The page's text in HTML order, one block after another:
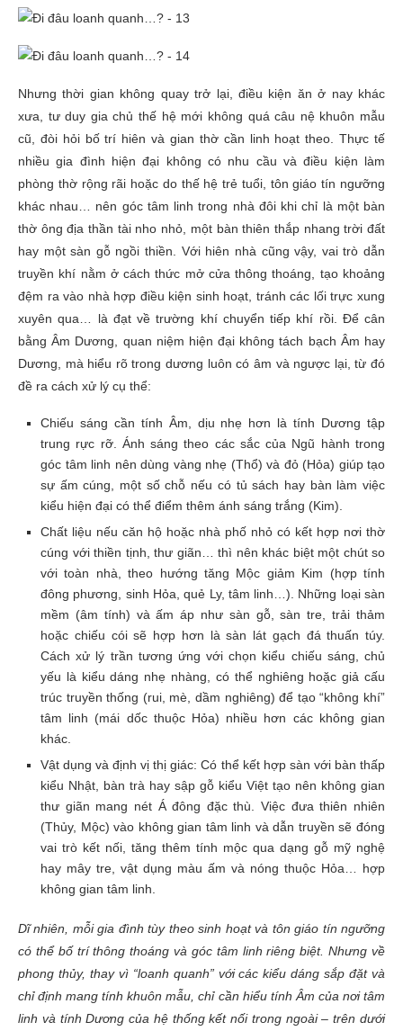
Nhưng thời gian không quay trở lại, điều kiện ăn ở nay khác
xưa, tư duy gia chủ thế hệ mới không quá câu nệ khuôn mẫu
cũ, đòi hỏi bố trí hiên và gian thờ cần linh hoạt theo. Thực tế
nhiều gia đình hiện đại không có nhu cầu và điều kiện làm
phòng thờ rộng rãi hoặc do thế hệ trẻ tuổi, tôn giáo tín ngưỡng
khác nhau… nên góc tâm linh trong nhà đôi khi chỉ là một bàn
thờ ông địa thần tài nho nhỏ, một bàn thiên thắp nhang trời đất
hay một sàn gỗ ngồi thiền. Với hiên nhà cũng vậy, vai trò dẫn
truyền khí nằm ở cách thức mở cửa thông thoáng, tạo khoảng
đệm ra vào nhà hợp điều kiện sinh hoạt, tránh các lối trực xung
xuyên qua… là đạt về trường khí chuyển tiếp khí rồi. Để cân
bằng Âm Dương, quan niệm hiện đại không tách bạch Âm hay
Dương, mà hiểu rõ trong dương luôn có âm và ngược lại, từ đó
đề ra cách xử lý cụ thể:
Chiếu sáng cần tính Âm, dịu nhẹ hơn là tính Dương tập
trung rực rỡ. Ánh sáng theo các sắc của Ngũ hành trong
góc tâm linh nên dùng vàng nhẹ (Thổ) và đỏ (Hỏa) giúp tạo
sự ấm cúng, một số chỗ nếu có tủ sách hay bàn làm việc
kiểu hiện đại có thể điểm thêm ánh sáng trắng (Kim).
Chất liệu nếu căn hộ hoặc nhà phố nhỏ có kết hợp nơi thờ
cúng với thiền tịnh, thư giãn… thì nên khác biệt một chút so
với toàn nhà, theo hướng tăng Mộc giảm Kim (hợp tính
đông phương, sinh Hỏa, quẻ Ly, tâm linh…). Những loại sàn
mềm (âm tính) và ấm áp như sàn gỗ, sàn tre, trải thảm
hoặc chiếu cói sẽ hợp hơn là sàn lát gạch đá thuấn túy.
Cách xử lý trần tương ứng với chọn kiểu chiếu sáng, chủ
yếu là kiểu dáng nhẹ nhàng, có thể nghiêng hoặc giả cấu
trúc truyền thống (rui, mè, dầm nghiêng) để tạo “không khí”
tâm linh (mái dốc thuộc Hỏa) nhiều hơn các không gian
khác.
Vật dụng và định vị thị giác: Có thể kết hợp sàn với bàn thấp
kiểu Nhật, bàn trà hay sập gỗ kiểu Việt tạo nên không gian
thư giãn mang nét Á đông đặc thù. Việc đưa thiên nhiên
(Thủy, Mộc) vào không gian tâm linh và dẫn truyền sẽ đóng
vai trò kết nối, tăng thêm tính mộc qua dạng gỗ mỹ nghệ
hay mây tre, vật dụng màu ấm và nóng thuộc Hỏa… hợp
không gian tâm linh.
Dĩ nhiên, mỗi gia đình tùy theo sinh hoạt và tôn giáo tín ngưỡng
có thể bố trí thông thoáng và góc tâm linh riêng biệt. Nhưng về
phong thủy, thay vì “loanh quanh” với các kiểu dáng sắp đặt và
chỉ định mang tính khuôn mẫu, chỉ cần hiểu tính Âm của nơi tâm
linh và tính Dương của hệ thống kết nối trong ngoài – trên dưới